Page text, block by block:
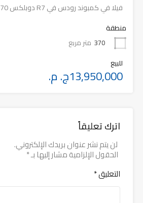
فيلا في كمبوند رودس في R7 دوبلكس 370م فيو لاندسكيب…
منطقة
370 متر مربع
للبيع
13,950,000ج. م.
اترك تعليقاً
لن يتم نشر عنوان بريدك الإلكتروني.
الحقول الإلزامية مشار إليها بـ*
التعليق*